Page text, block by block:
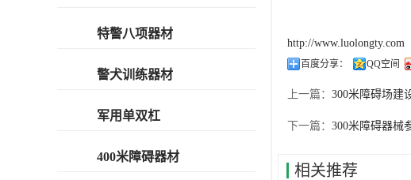
http://www.luolongty.com
百度分享： QQ空间
上一篇： 300米障碍场建
下一篇： 300米障碍器械
相关推荐
特警八项器材
警犬训练器材
军用单双杠
400米障碍器材